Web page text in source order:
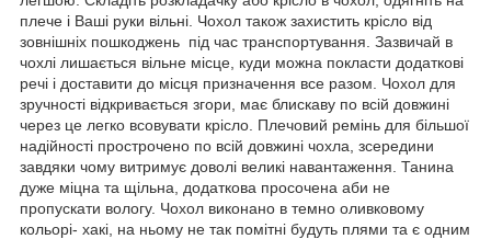
плече і Ваші руки вільні. Чохол також захистить крісло від
зовнішніх пошкоджень під час транспортування. Зазвичай в
чохлі лишається вільне місце, куди можна покласти додаткові
речі і доставити до місця призначення все разом. Чохол для
зручності відкривається згори, має блискаву по всій довжині
через це легко всовувати крісло. Плечовий ремінь для більшої
надійності прострочено по всій довжині чохла, зсередини
завдяки чому витримує доволі великі навантаження. Танина
дуже міцна та щільна, додаткова просочена аби не
пропускати вологу. Чохол виконано в темно оливковому
кольорі- хакі, на ньому не так помітні будуть плями та є одним